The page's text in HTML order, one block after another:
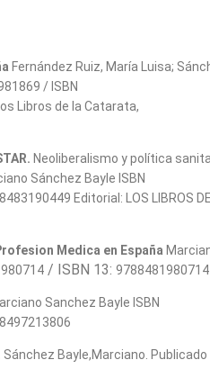
Fernández Ruiz, María Luisa;
/ ISBN
Los Libros de la Catarata,
Neoliberalismo y política
Sánchez Bayle ISBN
Editorial:
LOS LIBROS
Medica en España
/ ISBN 13: 9788481980714
Sanchez Bayle ISBN
Sánchez Bayle,Marciano. Publicado